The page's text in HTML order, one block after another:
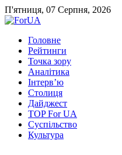
П'ятниця, 07 Серпня, 2026
Головне
Рейтинги
Точка зору
Аналітика
Інтерв’ю
Столиця
Дайджест
TOP For UA
Суспiльство
Культура